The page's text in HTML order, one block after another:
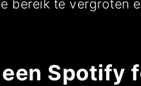
bereik te vergroten
een